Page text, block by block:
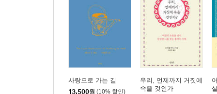
사랑으로 가는 길
13,500원 (10% 할인)
우리, 언제까지 거짓에
속을 것인가